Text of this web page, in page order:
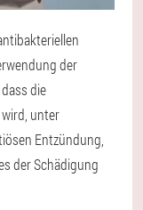
der
die
unter
Entzündung,
der Schädigung